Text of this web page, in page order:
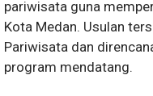
pariwisata guna
Kota Medan. Usulan
Pariwisata dan
program mendatang.